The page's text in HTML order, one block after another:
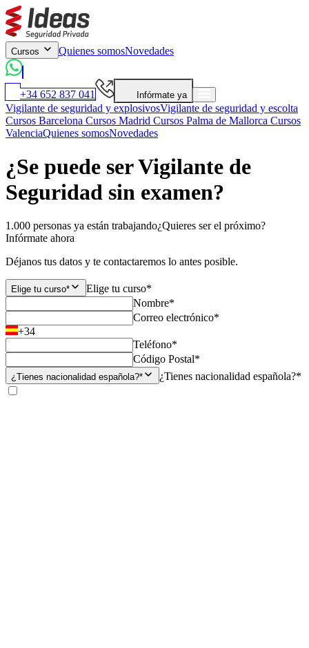
Cursos Quienes somosNovedades
+34 652 837 041 Infórmate ya
Vigilante de seguridad y explosivosVigilante de seguridad y escolta
Cursos Barcelona Cursos Madrid Cursos Palma de Mallorca Cursos
ValenciaQuienes somosNovedades
¿Se puede ser Vigilante de
Seguridad sin examen?
1.000 personas ya están trabajando¿Quieres ser el próximo?
Infórmate ahora
Déjanos tus datos y te contactaremos lo antes posible.
Elige tu curso*
Elige tu curso*
Nombre*
Correo electrónico*
+34
Teléfono*
Código Postal*
¿Tienes nacionalidad española?* ¿Tienes nacionalidad española?*